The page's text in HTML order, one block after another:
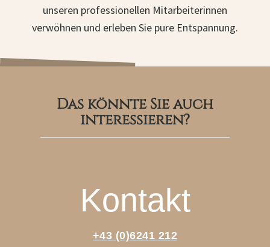
unseren professionellen Mitarbeiterinnen
verwöhnen und erleben Sie pure Entspannung.
Das könnte Sie auch
interessieren?
Kontakt
+43 (0)6241 212